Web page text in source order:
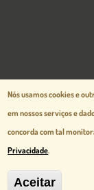
Nós usamos cookies e
em nossos serviços e
concorda com tal
Privacidade.
Aceitar